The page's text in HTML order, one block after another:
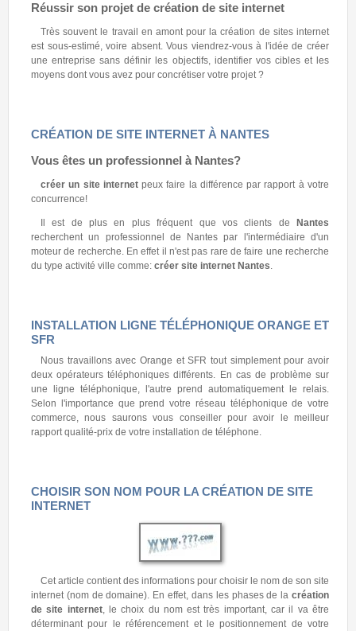
Réussir son projet de création de site internet
Très souvent le travail en amont pour la création de sites internet
est sous-estimé, voire absent. Vous viendrez-vous à l'idée de créer
une entreprise sans définir les objectifs, identifier vos cibles et les
moyens dont vous avez pour concrétiser votre projet ?
CRÉATION DE SITE INTERNET À NANTES
Vous êtes un professionnel à Nantes?
créer un site internetpeux faire la différence par rapport à votre
concurrence!
Il est de plus en plus fréquent que vos clients de
Nantes
recherchent un professionnel de Nantes par l'intermédiaire d'un
moteur de recherche. En effet il n'est pas rare de faire une recherche
du type activité ville comme: créer site internet Nantes.
INSTALLATION LIGNE TÉLÉPHONIQUE ORANGE ET
SFR
Nous travaillons avec Orange et SFR tout simplement pour avoir
deux opérateurs téléphoniques différents. En cas de problème sur
une ligne téléphonique, l'autre prend automatiquement le relais.
Selon l'importance que prend votre réseau téléphonique de votre
commerce, nous saurons vous conseiller pour avoir le meilleur
rapport qualité-prix de votre installation de téléphone.
CHOISIR SON NOM POUR LA CRÉATION DE SITE
INTERNET
Cet article contient des informations pour choisir le nom de son site
internet (nom de domaine). En effet, dans les phases de la création
de site internet, le choix du nom est très important, car il va être
déterminant pour le référencement et le positionnement de votre